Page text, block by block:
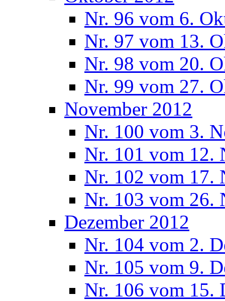
Nr. 96 vom 6.
Nr. 97 vom 13.
Nr. 98 vom 20.
Nr. 99 vom 27.
November 2012
Nr. 100 vom 3.
Nr. 101 vom 12.
Nr. 102 vom 17.
Nr. 103 vom 26.
Dezember 2012
Nr. 104 vom 2.
Nr. 105 vom 9.
Nr. 106 vom 15.